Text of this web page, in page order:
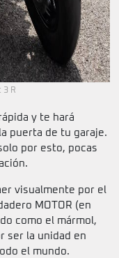
3 R
y te hará
puerta de tu garaje.
por esto, pocas
visualmente por el
MOTOR (en
como el mármol,
ser la unidad en
el mundo.